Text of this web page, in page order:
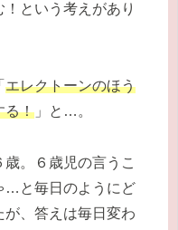
という考えがあり
エレクトーンのほう
る！ 」と…。
。６歳児の言うこ
…と毎日のようにど
が、答えは毎日変わ